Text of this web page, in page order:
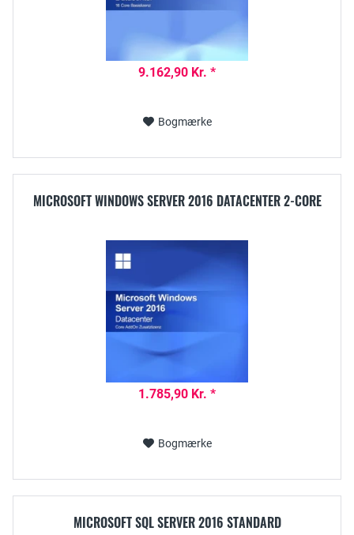
9.162,90 Kr. *
Bogmærke
MICROSOFT WINDOWS SERVER 2016 DATACENTER 2-CORE
1.785,90 Kr. *
Bogmærke
MICROSOFT SQL SERVER 2016 STANDARD